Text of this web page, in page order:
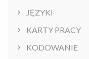
JĘZYKI
KARTY PRACY
KODOWANIE